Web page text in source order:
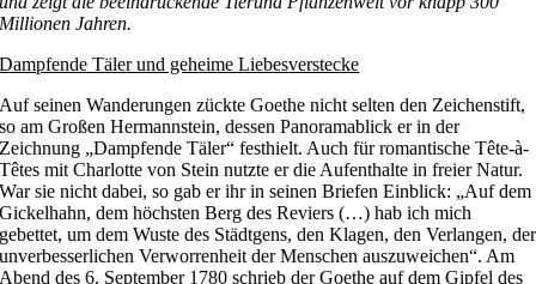
Millionen Jahren.
Dampfende Täler und geheime Liebesverstecke
Auf seinen Wanderungen zückte Goethe nicht selten den Zeichenstift,
so am Großen Hermannstein, dessen Panoramablick er in der
Zeichnung „Dampfende Täler“ festhielt. Auch für romantische Tête-à-
Têtes mit Charlotte von Stein nutzte er die Aufenthalte in freier Natur.
War sie nicht dabei, so gab er ihr in seinen Briefen Einblick: „Auf dem
Gickelhahn, dem höchsten Berg des Reviers (…) hab ich mich
gebettet, um dem Wuste des Städtgens, den Klagen, den Verlangen, der
unverbesserlichen Verworrenheit der Menschen auszuweichen“. Am
Abend des 6. September 1780 schrieb der Goethe auf dem Gipfel des